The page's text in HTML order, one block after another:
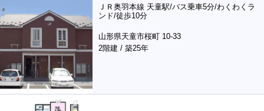
ＪＲ奥羽本線 天童駅/バス乗車5分/わくわくラ
ンド/徒歩10分
山形県天童市桜町 10-33
2階建 / 築25年